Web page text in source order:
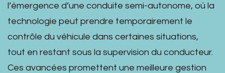
l’émergence d’une conduite semi-autonome, où la
technologie peut prendre temporairement le
contrôle du véhicule dans certaines situations,
tout en restant sous la supervision du conducteur.
Ces avancées promettent une meilleure gestion